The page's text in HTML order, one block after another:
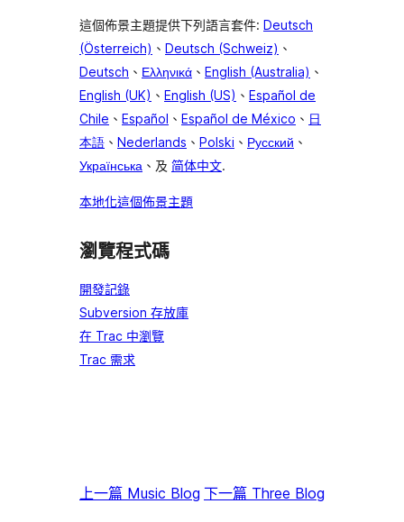
這個佈景主題提供下列語言套件: Deutsch
(Österreich) 、 Deutsch (Schweiz) 、
Deutsch 、 Ελληνικά 、 English (Australia) 、
English (UK) 、 English (US) 、 Español de
Chile 、 Español 、 Español de México 、 日
本語 、 Nederlands 、 Polski 、 Русский 、
Українська 、及 简体中文.
本地化這個佈景主題
瀏覽程式碼
開發記錄
Subversion 存放庫
在 Trac 中瀏覽
Trac 需求
上一篇 Music Blog 下一篇 Three Blog